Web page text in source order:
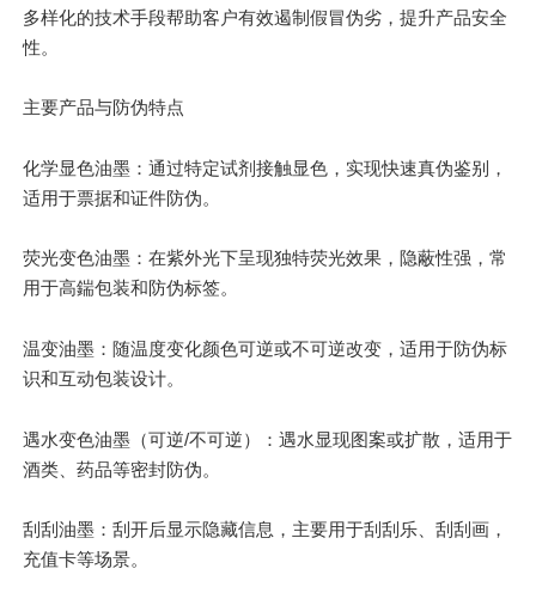
多样化的技术手段帮助客户有效遏制假冒伪劣，提升产品安全
性。
主要产品与防伪特点
化学显色油墨：通过特定试剂接触显色，实现快速真伪鉴别，
适用于票据和证件防伪。
荧光变色油墨：在紫外光下呈现独特荧光效果，隐蔽性强，常
用于高鍴包装和防伪标签。
温变油墨：随温度变化颜色可逆或不可逆改变，适用于防伪标
识和互动包装设计。
遇水变色油墨（可逆/不可逆）：遇水显现图案或扩散，适用于
酒类、药品等密封防伪。
刮刮油墨：刮开后显示隐藏信息， 主要用于刮刮乐 、刮刮画，
充值卡等场景。